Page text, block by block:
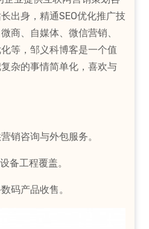
出身，精通SEO优化推广技
商、自媒体、微信营销、
等，邹义科博客是一个值
杂的事情简单化，喜欢与
销咨询与外包服务。
备工程覆盖。
码产品收售。